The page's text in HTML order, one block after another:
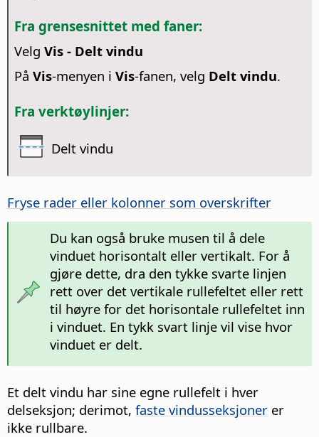
Fra grensesnittet med faner:
Velg Vis - Delt vindu
På Vis-menyen i Vis-fanen, velg Delt vindu.
Fra verktøylinjer:
Delt vindu
Fryse rader eller kolonner som overskrifter
Du kan også bruke musen til å dele
vinduet horisontalt eller vertikalt. For å
gjøre dette, dra den tykke svarte linjen
rett over det vertikale rullefeltet eller rett
til høyre for det horisontale rullefeltet inn
i vinduet. En tykk svart linje vil vise hvor
vinduet er delt.
Et delt vindu har sine egne rullefelt i hver
delseksjon; derimot, faste vindusseksjoner er
ikke rullbare.